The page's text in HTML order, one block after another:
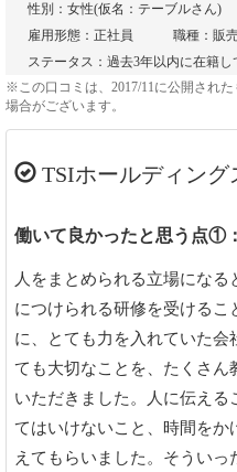
性別：女性(仮名：テーブルさん)
雇用形態：正社員
職種：販
ステータス：過去3年以内に在籍し
※この口コミは、2017/11に公開され
場合がございます。
TSIホールディング
働いて良かったと思う点①
人をまとめられる立場にな
につけられる研修を受けるこ
に、とても力を入れていた
ても大切なことを、たくさん
いただきました。人に伝える
てはいけないこと、時間をか
えてもらいました。そうい